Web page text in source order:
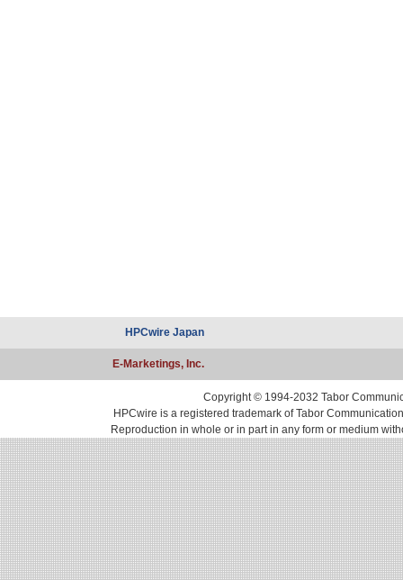
HPCwire Japan
E-Marketings, Inc.
Copyright © 1994-2032 Tabor
HPCwire is a registered trademark of Tabor
Reproduction in whole or in part in any form or medium